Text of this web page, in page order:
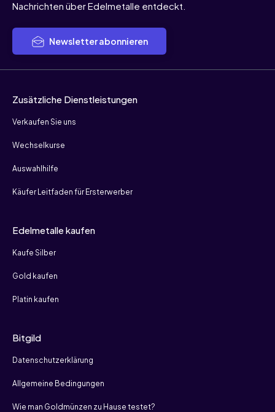
Nachrichten über Edelmetalle entdeckt.
Newsletter abonnieren
Zusätzliche Dienstleistungen
Verkaufen Sie uns
Wechselkurse
Auswahlhilfe
Käufer Leitfaden für Ersterwerber
Edelmetalle kaufen
Kaufe Silber
Gold kaufen
Platin kaufen
Bitgild
Datenschutzerklärung
Allgemeine Bedingungen
Wie man Goldmünzen zu Hause testet?